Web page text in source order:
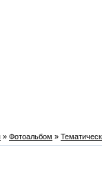
» Фотоальбом »